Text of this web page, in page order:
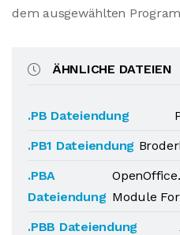
dem ausgewählten
ÄHNLICHE DATEIEN
.PB Dateiendung
.PB1 Dateiendung
.PBA
Dateiendung Module
.PBB Dateiendung